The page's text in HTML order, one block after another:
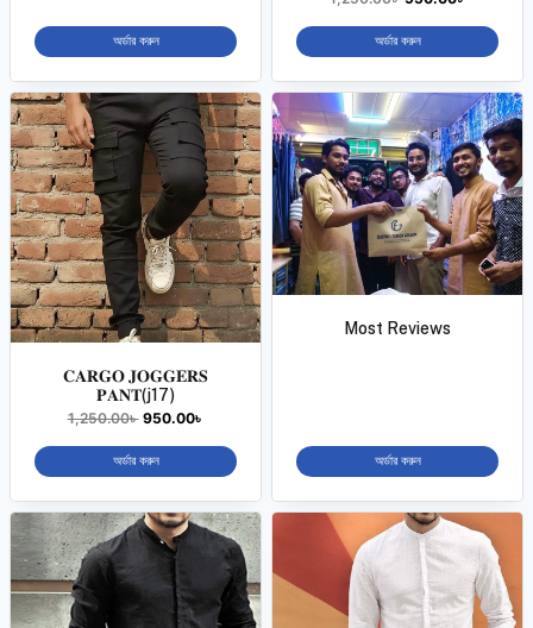
অর্ডার করুন অর্ডার করুন
𝐂𝐀𝐑𝐆𝐎 𝐉𝐎𝐆𝐆𝐄𝐑𝐒
𝐏𝐀𝐍𝐓(j17)
1,250.00৳ 950.00৳
অর্ডার করুন
Most Reviews
অর্ডার করুন